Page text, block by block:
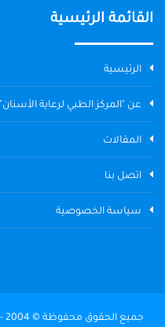
القائمة الرئيسية
الرئيسية
عن "المركز الطبي لرعاية الأسنان"
المقالات
اتصل بنا
سياسة الخصوصية